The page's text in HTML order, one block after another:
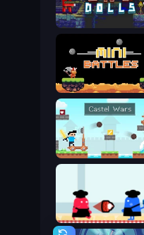
Bad Dolls
12 MiniBattles
Castle Wars
Clash of Cakes